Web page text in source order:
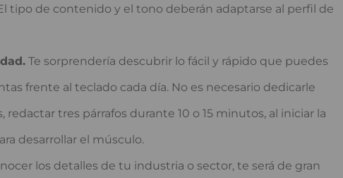
tipo de contenido y el tono deberán adaptarse al perfil de
Te sorprendería descubrir lo fácil y rápido que puedes
frente al teclado cada día. No es necesario dedicarle
redactar tres párrafos durante 10 o 15 minutos, al iniciar la
desarrollar el músculo.
los detalles de tu industria o sector, te será de gran